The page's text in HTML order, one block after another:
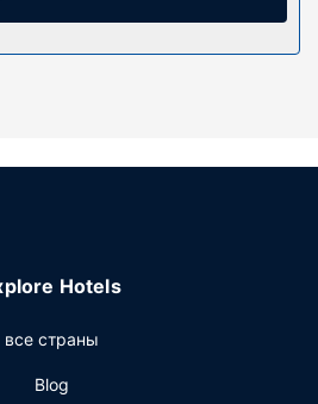
возможностями для
доступ в интернет,
плату.
многоязычный персонал и
Hotels
все страны
Blog